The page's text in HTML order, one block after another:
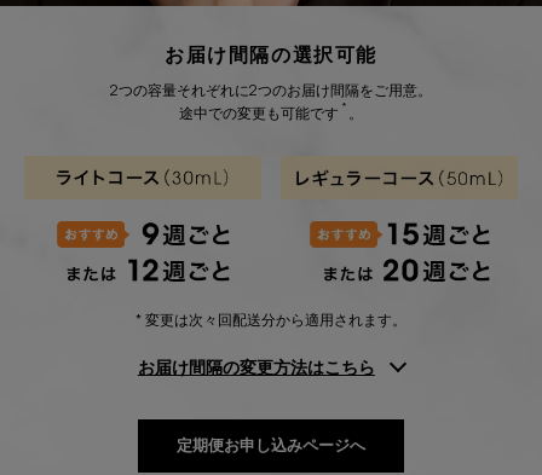
お届け間隔の選択可能
2つの容量それぞれに2つのお届け間隔をご用意。
途中での変更も可能です * 。
* 変更は次々回配送分から適用されます。
お届け間隔の変更方法はこちら
定期便お申し込みページへ